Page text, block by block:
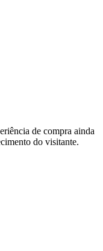
de compra ainda
do visitante.